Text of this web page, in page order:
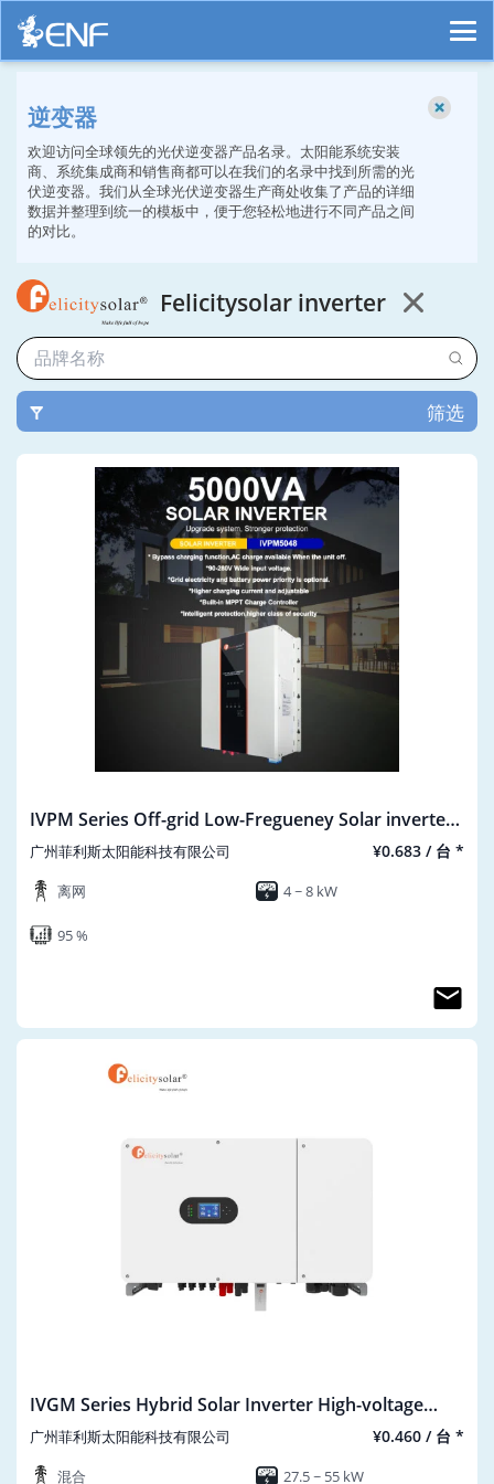
逆变器
欢迎访问全球领先的光伏逆变器产品名录。太阳能系统安装
商、系统集成商和销售商都可以在我们的名录中找到所需的光
伏逆变器。我们从全球光伏逆变器生产商处收集了产品的详细
数据并整理到统一的模板中，便于您轻松地进行不同产品之间
的对比。
Felicitysolar inverter
筛选
IVPM Series Off-grid Low-Fregueney Solar inverter
AC-220V
广州菲利斯太阳能科技有限公司 ¥0.683 / 台 *
离网 4 ~ 8 kW
95 %
IVGM Series Hybrid Solar Inverter High-voltage
|Three Phase 25-50K
广州菲利斯太阳能科技有限公司 ¥0.460 / 台 *
混合 27.5 ~ 55 kW